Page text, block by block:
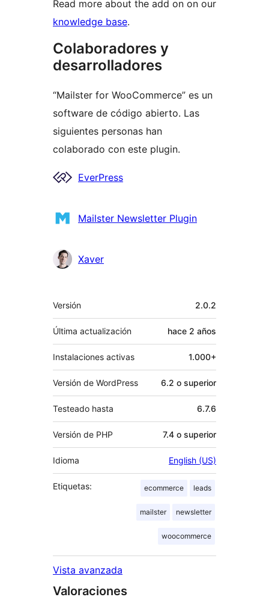
Read more about the add on on our
knowledge base.
Colaboradores y
desarrolladores
“Mailster for WooCommerce” es un
software de código abierto. Las
siguientes personas han
colaborado con este plugin.
Colaboradores
EverPress
Mailster Newsletter Plugin
Xaver
Meta
Versión 2.0.2
Última actualización hace 2 años
Instalaciones activas 1.000+
Versión de WordPress 6.2 o superior
Testeado hasta 6.7.6
Versión de PHP 7.4 o superior
Idioma English (US)
Etiquetas: ecommerce leads
mailster newsletter
woocommerce
Vista avanzada
Valoraciones